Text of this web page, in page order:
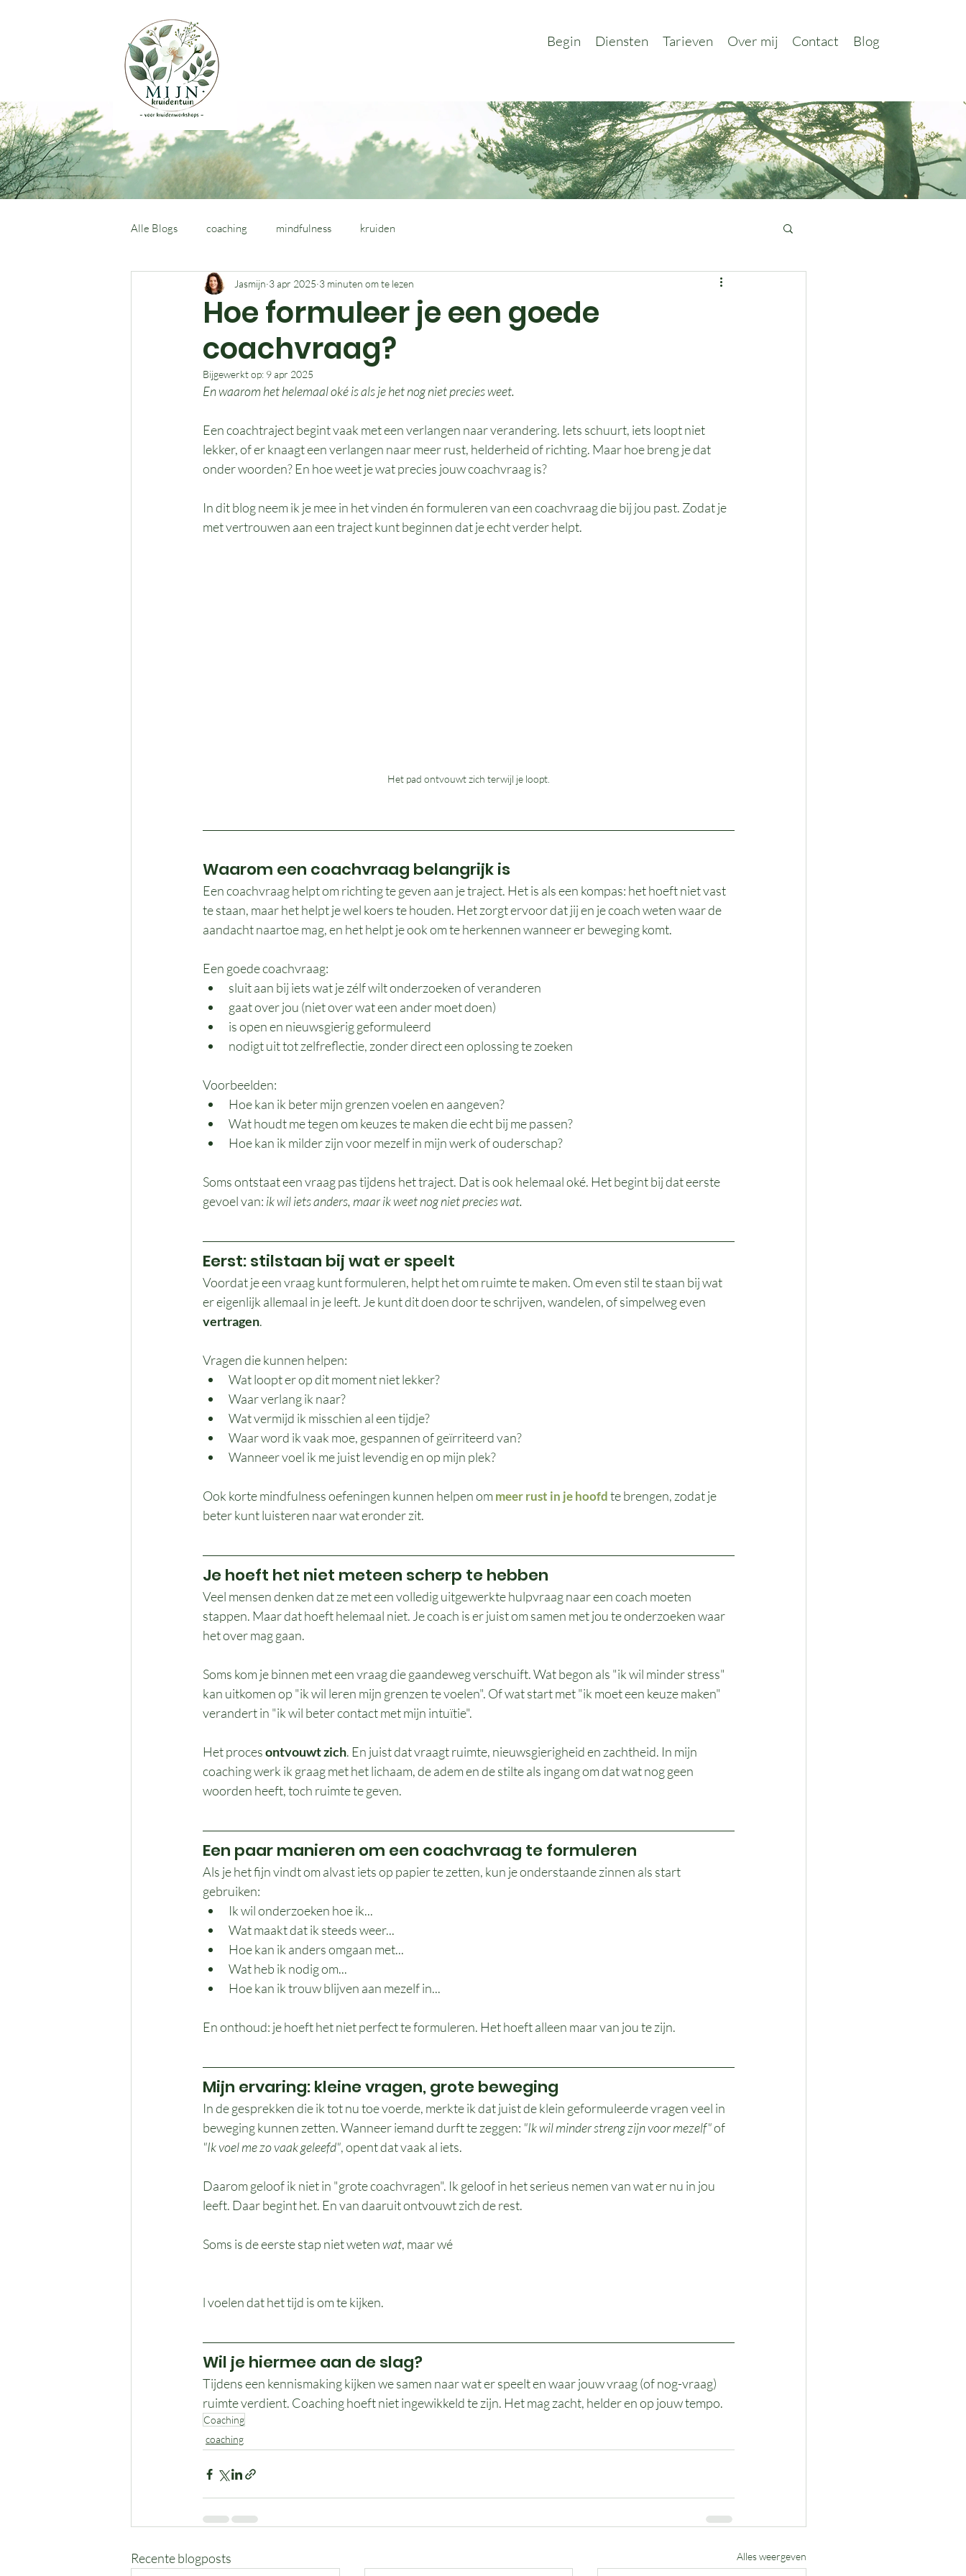
Begin Diensten Tarieven Over mij Contact Blog
Alle Blogs coaching mindfulness kruiden
Hoe formuleer je een goede
coachvraag?
Jasmijn 3 apr 2025 3 minuten om te lezen
Bijgewerkt op: 9 apr 2025
En waarom het helemaal oké is als je het nog niet precies weet.
Een coachtraject begint vaak met een verlangen naar verandering. Iets schuurt, iets loopt niet
lekker, of er knaagt een verlangen naar meer rust, helderheid of richting. Maar hoe breng je dat
onder woorden? En hoe weet je wat precies jouw coachvraag is?
In dit blog neem ik je mee in het vinden én formuleren van een coachvraag die bij jou past. Zodat je
met vertrouwen aan een traject kunt beginnen dat je echt verder helpt.
Het pad ontvouwt zich terwijl je loopt.
Waarom een coachvraag belangrijk is
Een coachvraag helpt om richting te geven aan je traject. Het is als een kompas: het hoeft niet vast
te staan, maar het helpt je wel koers te houden. Het zorgt ervoor dat jij en je coach weten waar de
aandacht naartoe mag, en het helpt je ook om te herkennen wanneer er beweging komt.
Een goede coachvraag:
sluit aan bij iets wat je zélf wilt onderzoeken of veranderen
gaat over jou (niet over wat een ander moet doen)
is open en nieuwsgierig geformuleerd
nodigt uit tot zelfreflectie, zonder direct een oplossing te zoeken
Voorbeelden:
Hoe kan ik beter mijn grenzen voelen en aangeven?
Wat houdt me tegen om keuzes te maken die echt bij me passen?
Hoe kan ik milder zijn voor mezelf in mijn werk of ouderschap?
Soms ontstaat een vraag pas tijdens het traject. Dat is ook helemaal oké. Het begint bij dat eerste
gevoel van: ik wil iets anders, maar ik weet nog niet precies wat.
Eerst: stilstaan bij wat er speelt
Voordat je een vraag kunt formuleren, helpt het om ruimte te maken. Om even stil te staan bij wat
er eigenlijk allemaal in je leeft. Je kunt dit doen door te schrijven, wandelen, of simpelweg even
vertragen.
Vragen die kunnen helpen:
Wat loopt er op dit moment niet lekker?
Waar verlang ik naar?
Wat vermijd ik misschien al een tijdje?
Waar word ik vaak moe, gespannen of geïrriteerd van?
Wanneer voel ik me juist levendig en op mijn plek?
Ook korte mindfulness oefeningen kunnen helpen om meer rust in je hoofdte brengen, zodat je
beter kunt luisteren naar wat eronder zit.
Je hoeft het niet meteen scherp te hebben
Veel mensen denken dat ze met een volledig uitgewerkte hulpvraag naar een coach moeten
stappen. Maar dat hoeft helemaal niet. Je coach is er juist om samen met jou te onderzoeken waar
het over mag gaan.
Soms kom je binnen met een vraag die gaandeweg verschuift. Wat begon als "ik wil minder stress"
kan uitkomen op "ik wil leren mijn grenzen te voelen". Of wat start met "ik moet een keuze maken"
verandert in "ik wil beter contact met mijn intuïtie".
Het proces ontvouwt zich. En juist dat vraagt ruimte, nieuwsgierigheid en zachtheid. In mijn
coaching werk ik graag met het lichaam, de adem en de stilte als ingang om dat wat nog geen
woorden heeft, toch ruimte te geven.
Een paar manieren om een coachvraag te formuleren
Als je het fijn vindt om alvast iets op papier te zetten, kun je onderstaande zinnen als start
gebruiken:
Ik wil onderzoeken hoe ik...
Wat maakt dat ik steeds weer...
Hoe kan ik anders omgaan met...
Wat heb ik nodig om...
Hoe kan ik trouw blijven aan mezelf in...
En onthoud: je hoeft het niet perfect te formuleren. Het hoeft alleen maar van jou te zijn.
Mijn ervaring: kleine vragen, grote beweging
In de gesprekken die ik tot nu toe voerde, merkte ik dat juist de klein geformuleerde vragen veel in
beweging kunnen zetten. Wanneer iemand durft te zeggen: "Ik wil minder streng zijn voor mezelf" of
"Ik voel me zo vaak geleefd", opent dat vaak al iets.
Daarom geloof ik niet in "grote coachvragen". Ik geloof in het serieus nemen van wat er nu in jou
leeft. Daar begint het. En van daaruit ontvouwt zich de rest.
Soms is de eerste stap niet weten wat, maar wé
l voelen dat het tijd is om te kijken.
Wil je hiermee aan de slag?
Tijdens een kennismaking kijken we samen naar wat er speelt en waar jouw vraag (of nog-vraag)
ruimte verdient. Coaching hoeft niet ingewikkeld te zijn. Het mag zacht, helder en op jouw tempo.
Coaching
coaching
Recente blogposts Alles weergeven